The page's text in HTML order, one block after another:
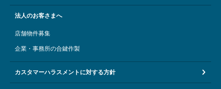
法人のお客さまへ
店舗物件募集
企業・事務所の合鍵作製
カスタマーハラスメントに対する方針